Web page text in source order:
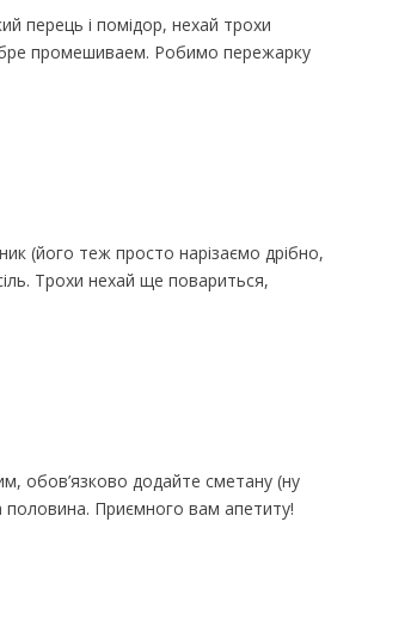
перець і помідор, нехай трохи
промешиваем. Робимо пережарку
(його теж просто нарізаємо дрібно,
Трохи нехай ще повариться,
обов’язково додайте сметану (ну
половина. Приємного вам апетиту!